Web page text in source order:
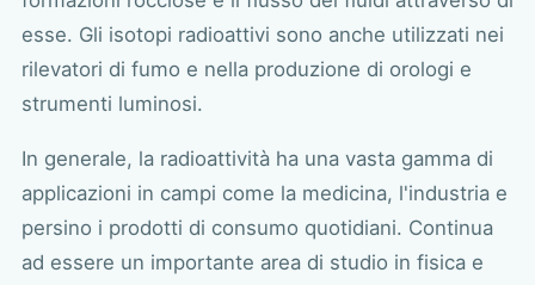
esse. Gli isotopi radioattivi sono anche utilizzati nei
rilevatori di fumo e nella produzione di orologi e
strumenti luminosi.
In generale, la radioattività ha una vasta gamma di
applicazioni in campi come la medicina, l'industria e
persino i prodotti di consumo quotidiani. Continua
ad essere un importante area di studio in fisica e